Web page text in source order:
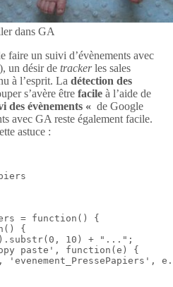
dans GA
faire un suivi d’évènements avec
), un désir de trackerles sales
à l’esprit. La détection des
s’avère être facile à l’aide de
des évènements « de Google
avec GA reste également facile.
astuce :
= function() {
{
10) + "...";
paste', function(e) {
'evenement_PressePapiers',